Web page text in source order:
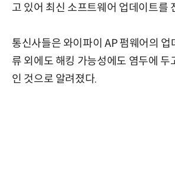
고 있어 최신 소프트웨어 업데이트를
통신사들은 와이파이 AP 펌웨어의 업
류 외에도 해킹 가능성에도 염두에 두
인 것으로 알려졌다.